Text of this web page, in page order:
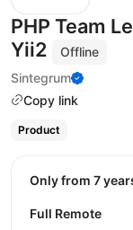
PHP Team
Yii2
Offline
Sintegrum
Copy link
Product
Only from 7
Full Remote